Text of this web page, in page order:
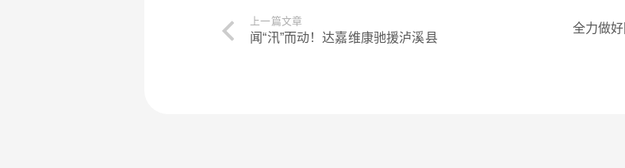
上一篇文章
闻“汛”而动！达嘉维康驰援泸溪县
全力做